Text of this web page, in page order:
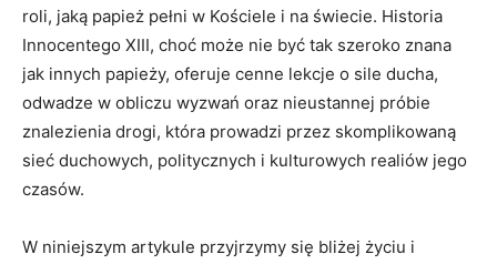
roli, jaką papież pełni w Kościele i na świecie. Historia
Innocentego XIII, choć może nie być tak szeroko znana
jak innych papieży, oferuje cenne lekcje o sile ducha,
odwadze w obliczu wyzwań oraz nieustannej próbie
znalezienia drogi, która prowadzi przez skomplikowaną
sieć duchowych, politycznych i kulturowych realiów jego
czasów.
W niniejszym artykule przyjrzymy się bliżej życiu i